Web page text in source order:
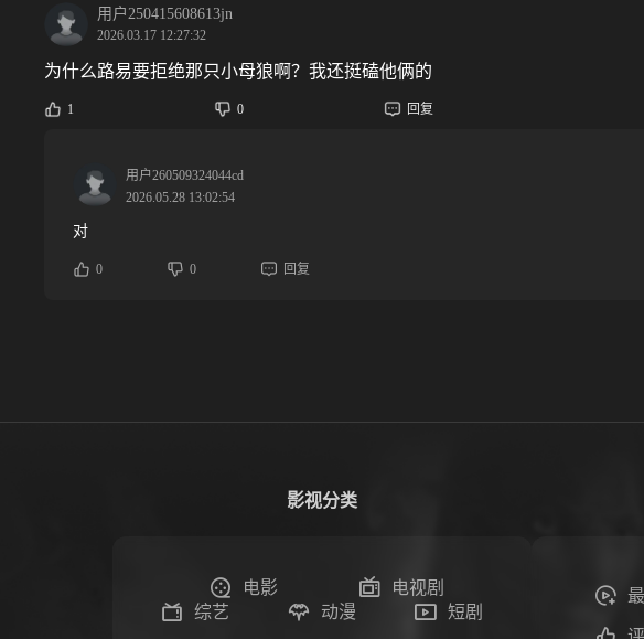
用户250415608613jn
2026.03.17 12:27:32
为什么路易要拒绝那只小母狼啊？我还挺磕他俩的
1 0 回复
用户260509324044cd
2026.05.28 13:02:54
对
0 0 回复
影视分类
电影
电视剧
综艺
动漫 短剧